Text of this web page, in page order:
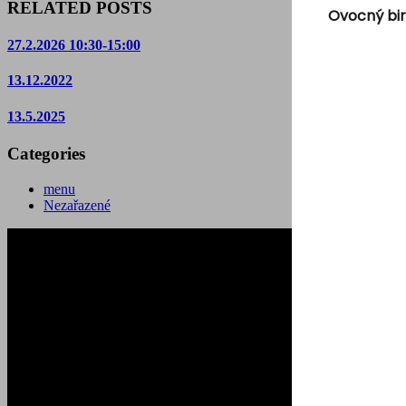
RELATED POSTS
27.2.2026 10:30-15:00
13.12.2022
13.5.2025
Categories
menu
Nezařazené
Ovocný